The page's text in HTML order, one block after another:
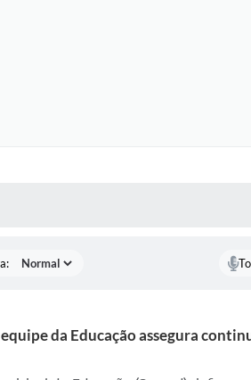
da Educação assegura